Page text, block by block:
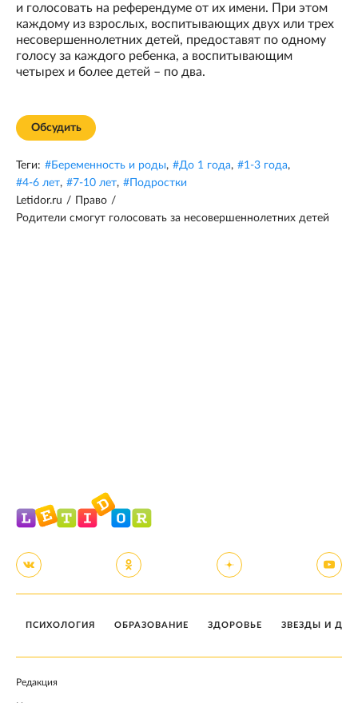
и голосовать на референдуме от их имени. При этом
каждому из взрослых, воспитывающих двух или трех
несовершеннолетних детей, предоставят по одному
голосу за каждого ребенка, а воспитывающим
четырех и более детей – по два.
Обсудить
Теги: #Беременность и роды, #До 1 года, #1-3 года,
#4-6 лет, #7-10 лет, # Подростки
Letidor.ru / Право /
Родители смогут голосовать за несовершеннолетних детей
ПСИХОЛОГИЯ ОБРАЗОВАНИЕ ЗДОРОВЬЕ ЗВЕЗДЫ И
Редакция